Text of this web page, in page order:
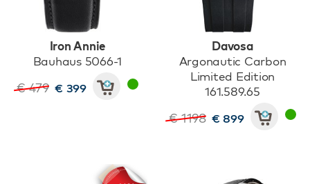
Iron Annie
Bauhaus 5066-1
€ 479 € 399
Davosa
Argonautic Carbon
Limited Edition
161.589.65
€ 1198 € 899